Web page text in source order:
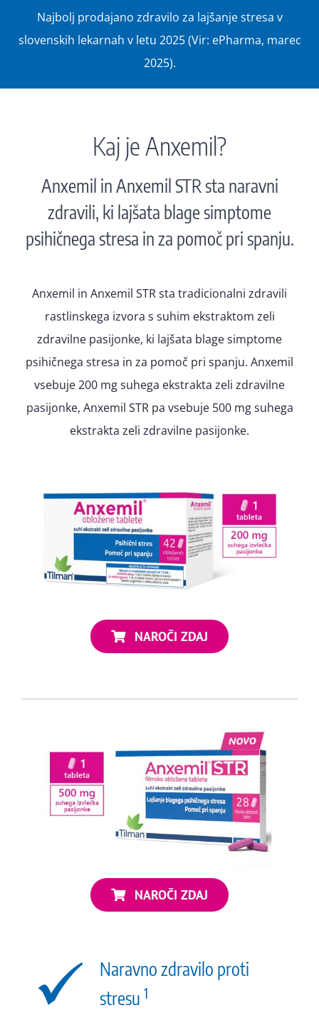
Najbolj prodajano zdravilo za lajšanje stresa v
slovenskih lekarnah v letu 2025 (Vir: ePharma, marec
2025).
Kaj je Anxemil?
Anxemil in Anxemil STR sta naravni
zdravili, ki lajšata blage simptome
psihičnega stresa in za pomoč pri spanju.
Anxemil in Anxemil STR sta tradicionalni zdravili
rastlinskega izvora s suhim ekstraktom zeli
zdravilne pasijonke, ki lajšata blage simptome
psihičnega stresa in za pomoč pri spanju. Anxemil
vsebuje 200 mg suhega ekstrakta zeli zdravilne
pasijonke, Anxemil STR pa vsebuje 500 mg suhega
ekstrakta zeli zdravilne pasijonke.
NAROČI ZDAJ
NAROČI ZDAJ
Naravno zdravilo proti
stresu 1